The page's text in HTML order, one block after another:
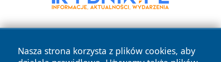
Nasza strona korzysta z plików cookies, aby